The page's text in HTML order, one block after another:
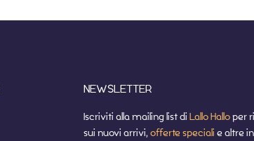
NEWSLETTER
Iscriviti alla mailing list di Lallo Halloper
sui nuovi arrivi,offerte speciali e altre